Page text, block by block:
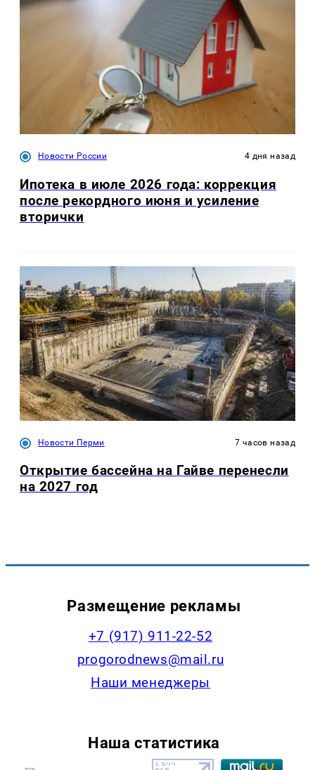
Новости России 4 дня назад
Ипотека в июле 2026 года: коррекция
после рекордного июня и усиление
вторички
Новости Перми 7 часов назад
Открытие бассейна на Гайве перенесли
на 2027 год
Размещение рекламы
+7 (917) 911-22-52
progorodnews@mail.ru
Наши менеджеры
Наша статистика